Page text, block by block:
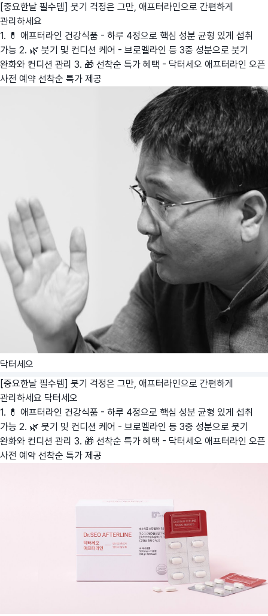
[중요한날 필수템] 붓기 걱정은 그만, 애프터라인으로 간편하게
관리하세요
1. 💊 애프터라인 건강식품 - 하루 4정으로 핵심 성분 균형 있게 섭취
가능 2. 🌿 붓기 및 컨디션 케어 - 브로멜라인 등 3중 성분으로 붓기
완화와 컨디션 관리 3. 🎁 선착순 특가 혜택 - 닥터세오 애프터라인 오픈
사전 예약 선착순 특가 제공
닥터세오
[중요한날 필수템] 붓기 걱정은 그만, 애프터라인으로 간편하게
관리하세요 닥터세오
1. 💊 애프터라인 건강식품 - 하루 4정으로 핵심 성분 균형 있게 섭취
가능 2. 🌿 붓기 및 컨디션 케어 - 브로멜라인 등 3중 성분으로 붓기
완화와 컨디션 관리 3. 🎁 선착순 특가 혜택 - 닥터세오 애프터라인 오픈
사전 예약 선착순 특가 제공